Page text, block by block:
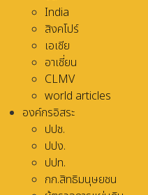
India
สิงคโปร์
เอเชีย
อาเชี่ยน
CLMV
world articles
องค์กรอิสระ
ปปช.
ปปง.
ปปท.
กก.สิทธิมนุษยชน